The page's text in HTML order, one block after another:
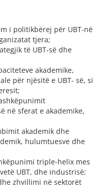
i politikbërej për UBT-në
tjera;
të UBT-së dhe
akademike,
për njësitë e UBT- së, si
në sferat e akademike,
akademik dhe
hulumtuesve dhe
triple-helix mes
UBT, dhe industrisë;
zhvillimi në sektorët